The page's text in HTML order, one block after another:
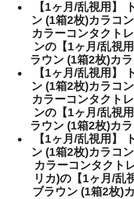
【1ヶ月/乱視用】
ン (1箱2枚)カラコ
カラーコンタクト
ンの【1ヶ月/乱視
ラウン (1箱2枚)カ
【1ヶ月/乱視用】
ン (1箱2枚)カラコ
カラーコンタクト
ンの【1ヶ月/乱視
ラウン (1箱2枚)カ
【1ヶ月/乱視用】
ン (1箱2枚)カラコ
カラーコンタクト
リカ)の【1ヶ月/乱
ブラウン (1箱2枚)